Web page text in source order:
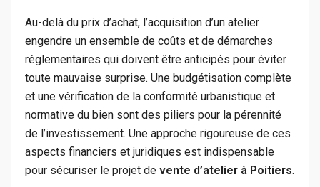
Au-delà du prix d’achat, l’acquisition d’un atelier
engendre un ensemble de coûts et de démarches
réglementaires qui doivent être anticipés pour éviter
toute mauvaise surprise. Une budgétisation complète
et une vérification de la conformité urbanistique et
normative du bien sont des piliers pour la pérennité
de l’investissement. Une approche rigoureuse de ces
aspects financiers et juridiques est indispensable
pour sécuriser le projet de vente d’atelier à Poitiers.